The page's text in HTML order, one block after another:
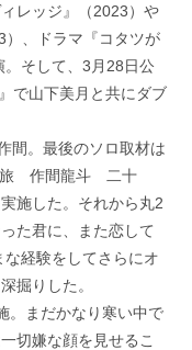
レッジ』（2023）や
）、ドラマ『コタツが
そして、3月28日公
で山下美月と共にダブ
間。最後のソロ取材は
旅 作間龍斗 二十
施した。それから丸2
た君に、また恋して
経験をしてさらにオ
掘りした。
。まだかなり寒い中で
切嫌な顔を見せるこ